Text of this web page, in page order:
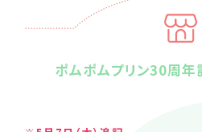
ポムポムプリン30周年